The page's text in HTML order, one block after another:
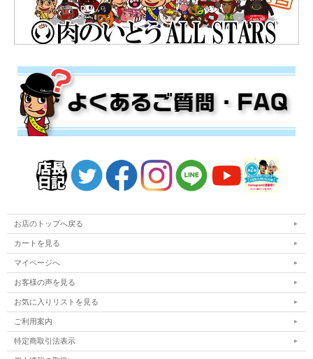
お店のトップへ戻る
カートを見る
マイページへ
お客様の声を見る
お気に入りリストを見る
ご利用案内
特定商取引法表示